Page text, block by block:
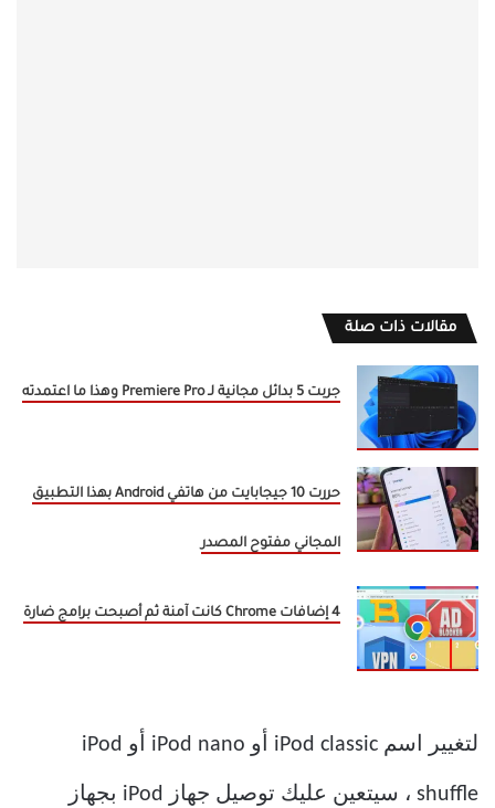
مقالات ذات صلة
جربت 5 بدائل مجانية لـ Premiere Pro وهذا ما اعتمدته
حررت 10 جيجابايت من هاتفي Android بهذا التطبيق
المجاني مفتوح المصدر
4 إضافات Chrome كانت آمنة ثم أصبحت برامج ضارة
لتغيير اسم iPod classic أو iPod nano أو iPod
shuffle ، سيتعين عليك توصيل جهاز iPod بجهاز